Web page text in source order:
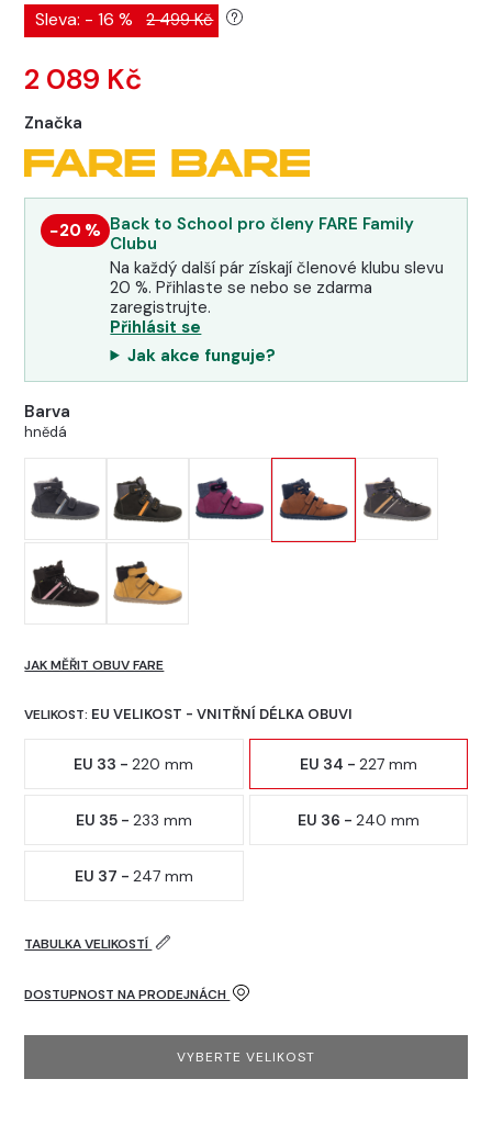
Sleva: - 16 % 2 499 Kč
2 089 Kč
Značka
−20 % Back to School pro členy FARE Family
Clubu
Na každý další pár získají členové klubu slevu
20 %. Přihlaste se nebo se zdarma
zaregistrujte.
Přihlásit se
Jak akce funguje?
Barva
hnědá
VELIKOST: EU VELIKOST - VNITŘNÍ DÉLKA OBUVI
JAK MĚŘIT OBUV FARE
EU 33 -220 mm EU 34 - 227 mm
EU 35 - 233 mm EU 36 - 240 mm
EU 37 - 247 mm
TABULKA VELIKOSTÍ
DOSTUPNOST NA PRODEJNÁCH
VYBERTE VELIKOST